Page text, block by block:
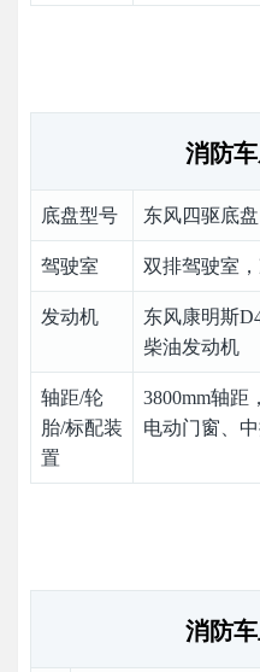
消防
底盘型号 东风四驱底盘
驾驶室 双排驾驶室，
发动机
东风康明斯
柴油发动机
轴距/轮
胎/标配装
置
3800mm轴距
电动门窗、
消防